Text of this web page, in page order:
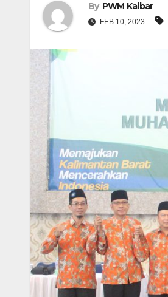
By PWM Kalbar
FEB 10, 2023